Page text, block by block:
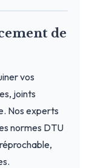
de
vos
joints
Nos experts
normes DTU